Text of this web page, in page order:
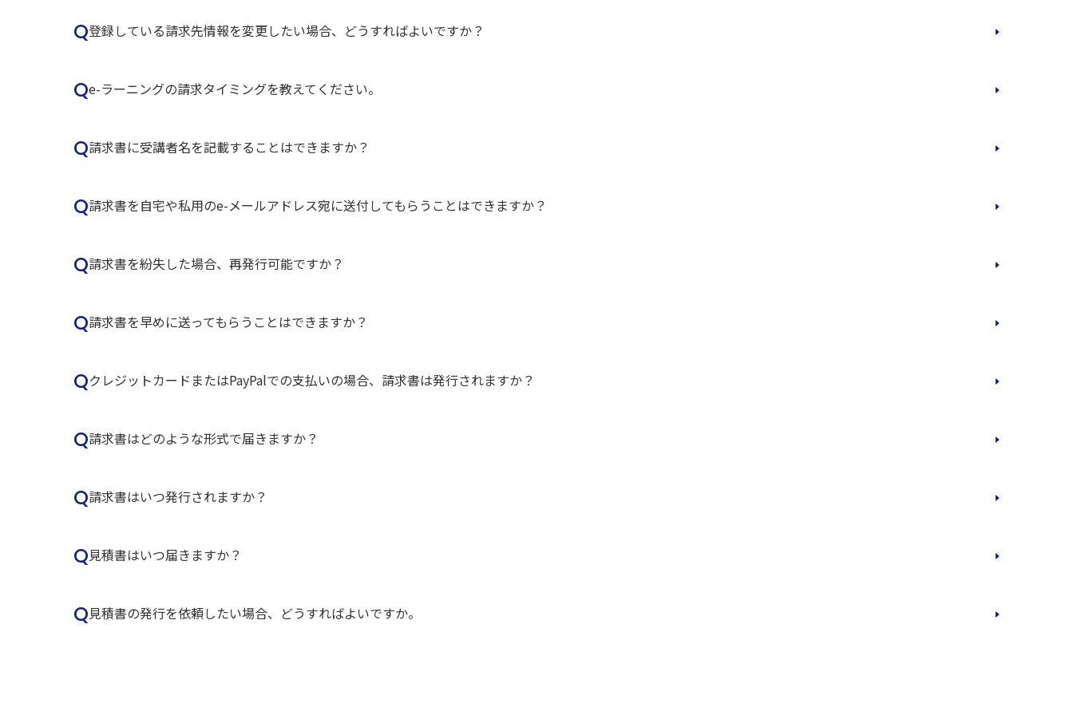
Q登録している請求先情報を変更したい場合、どうすればよいですか？
Qe-ラーニングの請求タイミングを教えてください。
Q請求書に受講者名を記載することはできますか？
Q請求書を自宅や私用のe-メールアドレス宛に送付してもらうことはできますか？
Q請求書を紛失した場合、再発行可能ですか？
Q請求書を早めに送ってもらうことはできますか？
QクレジットカードまたはPayPalでの支払いの場合、請求書は発行されますか？
Q請求書はどのような形式で届きますか？
Q請求書はいつ発行されますか？
Q見積書はいつ届きますか？
Q見積書の発行を依頼したい場合、どうすればよいですか。